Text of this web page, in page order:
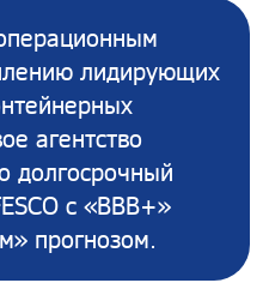
лидирующих
агентство
долгосрочный
с «BBB+»
прогнозом.